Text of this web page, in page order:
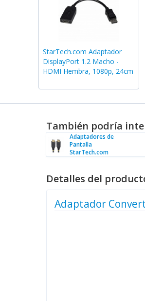
StarTech.com Adaptador
DisplayPort 1.2 Macho -
HDMI Hembra, 1080p, 24cm
También podría
Adaptadores de
Pantalla
StarTech.com
Detalles del
Adaptador